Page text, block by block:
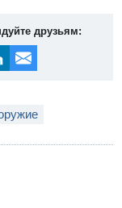
друзьям: